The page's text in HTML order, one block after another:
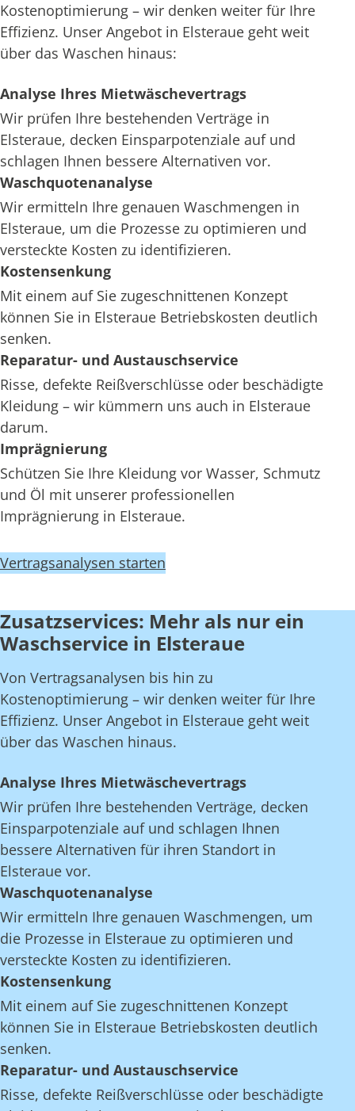
Kostenoptimierung – wir denken weiter für Ihre
Effizienz. Unser Angebot in Elsteraue geht weit
über das Waschen hinaus:
Analyse Ihres Mietwäschevertrags
Wir prüfen Ihre bestehenden Verträge in
Elsteraue, decken Einsparpotenziale auf und
schlagen Ihnen bessere Alternativen vor.
Waschquotenanalyse
Wir ermitteln Ihre genauen Waschmengen in
Elsteraue, um die Prozesse zu optimieren und
versteckte Kosten zu identifizieren.
Kostensenkung
Mit einem auf Sie zugeschnittenen Konzept
können Sie in Elsteraue Betriebskosten deutlich
senken.
Reparatur- und Austauschservice
Risse, defekte Reißverschlüsse oder beschädigte
Kleidung – wir kümmern uns auch in Elsteraue
darum.
Imprägnierung
Schützen Sie Ihre Kleidung vor Wasser, Schmutz
und Öl mit unserer professionellen
Imprägnierung in Elsteraue.
Vertragsanalysen starten
Zusatzservices: Mehr als nur ein
Waschservice in Elsteraue
Von Vertragsanalysen bis hin zu
Kostenoptimierung – wir denken weiter für Ihre
Effizienz. Unser Angebot in Elsteraue geht weit
über das Waschen hinaus.
Analyse Ihres Mietwäschevertrags
Wir prüfen Ihre bestehenden Verträge, decken
Einsparpotenziale auf und schlagen Ihnen
bessere Alternativen für ihren Standort in
Elsteraue vor.
Waschquotenanalyse
Wir ermitteln Ihre genauen Waschmengen, um
die Prozesse in Elsteraue zu optimieren und
versteckte Kosten zu identifizieren.
Kostensenkung
Mit einem auf Sie zugeschnittenen Konzept
können Sie in Elsteraue Betriebskosten deutlich
senken.
Reparatur- und Austauschservice
Risse, defekte Reißverschlüsse oder beschädigte